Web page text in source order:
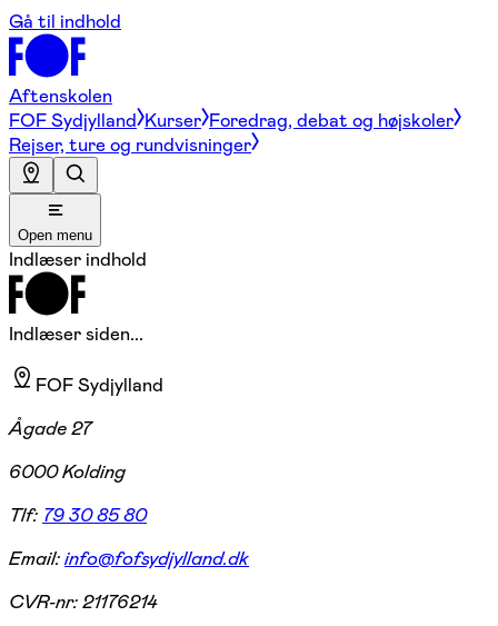
Gå til indhold
Aftenskolen
FOF Sydjylland Kurser Foredrag, debat og højskoler
Rejser, ture og rundvisninger
Open menu
Indlæser indhold
Indlæser siden...
FOF Sydjylland
Ågade 27
6000 Kolding
Tlf: 79 30 85 80
Email:info@fofsydjylland.dk
CVR-nr:21176214